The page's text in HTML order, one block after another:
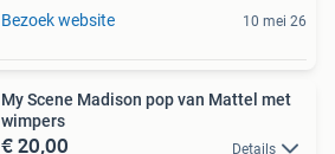
Bezoek website 10 mei 26
My Scene Madison pop van Mattel met
wimpers
€ 20,00 Details